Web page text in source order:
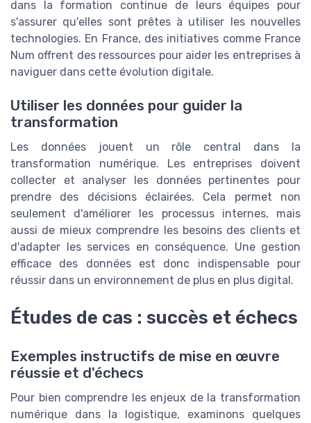
dans la formation continue de leurs équipes pour
s'assurer qu'elles sont prêtes à utiliser les nouvelles
technologies. En France, des initiatives comme France
Num offrent des ressources pour aider les entreprises à
naviguer dans cette évolution digitale.
Utiliser les données pour guider la
transformation
Les données jouent un rôle central dans la
transformation numérique. Les entreprises doivent
collecter et analyser les données pertinentes pour
prendre des décisions éclairées. Cela permet non
seulement d'améliorer les processus internes, mais
aussi de mieux comprendre les besoins des clients et
d'adapter les services en conséquence. Une gestion
efficace des données est donc indispensable pour
réussir dans un environnement de plus en plus digital.
Études de cas : succès et échecs
Exemples instructifs de mise en œuvre
réussie et d'échecs
Pour bien comprendre les enjeux de la transformation
numérique dans la logistique, examinons quelques